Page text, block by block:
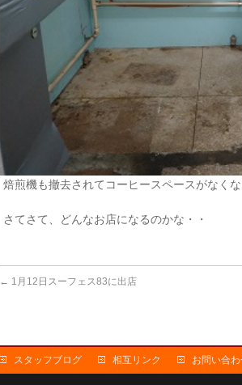
焙煎機も撤去されてコーヒースペースがなくな
さてさて、どんなお店になるのかな・・
← 1月12日スーフェス83に出店
スタッフブログ 相互リンク お問い合